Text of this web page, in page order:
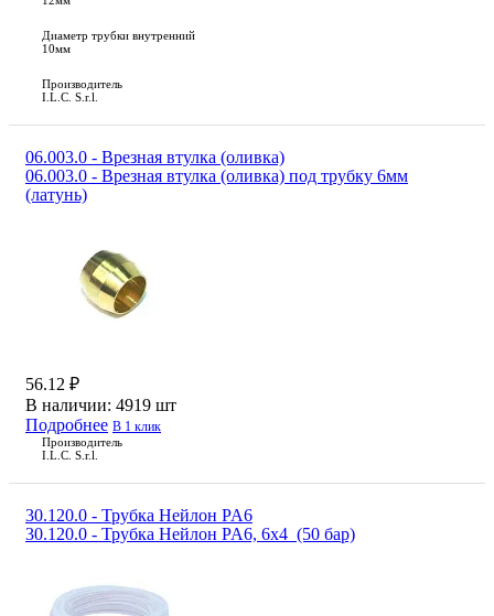
Диаметр трубки внутренний
10мм
Производитель
I.L.C. S.r.l.
06.003.0 - Врезная втулка (оливка)
06.003.0 - Врезная втулка (оливка) под трубку 6мм
(латунь)
56.12 ₽
В наличии: 4919 шт
Подробнее В 1 клик
Производитель
I.L.C. S.r.l.
30.120.0 - Трубка Нейлон PA6
30.120.0 - Трубка Нейлон PA6, 6х4 (50 бар)